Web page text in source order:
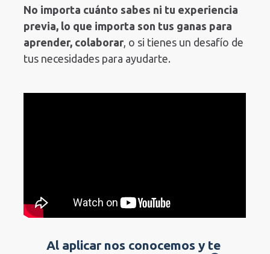
No importa cuánto sabes ni tu experiencia
previa, lo que importa son tus ganas para
aprender, colaborar , o si tienes un desafío de
tus necesidades para ayudarte.
Al aplicar nos conocemos y te